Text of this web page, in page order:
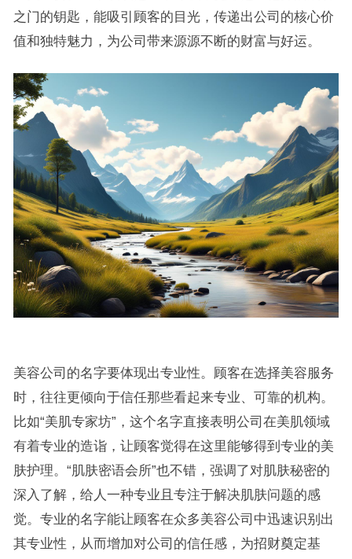
之门的钥匙，能吸引顾客的目光，传递出公司的核心价
值和独特魅力，为公司带来源源不断的财富与好运。
美容公司的名字要体现出专业性。顾客在选择美容服务
时，往往更倾向于信任那些看起来专业、可靠的机构。
比如“美肌专家坊”，这个名字直接表明公司在美肌领域
有着专业的造诣，让顾客觉得在这里能够得到专业的美
肤护理。“肌肤密语会所”也不错，强调了对肌肤秘密的
深入了解，给人一种专业且专注于解决肌肤问题的感
觉。专业的名字能让顾客在众多美容公司中迅速识别出
其专业性，从而增加对公司的信任感，为招财奠定基